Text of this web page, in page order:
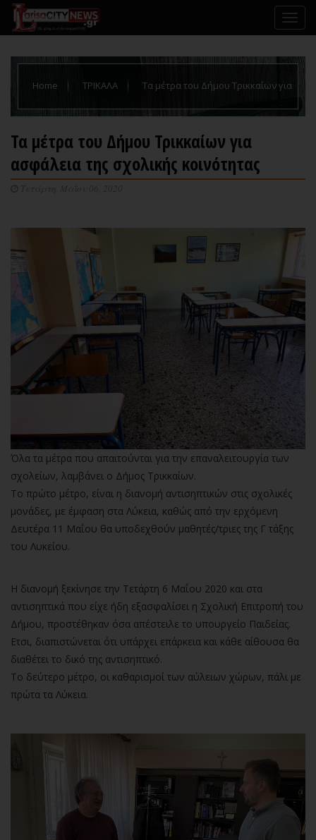
Home ΤΡΙΚΑΛΑ Τα μέτρα του Δήμου Τρικκαίων για
Τα μέτρα του Δήμου Τρικκαίων για
ασφάλεια της σχολικής κοινότητας
Όλα τα μέτρα που απαιτούνται για την επαναλειτουργία των
σχολείων, λαμβάνει ο Δήμος Τρικκαίων.
Το πρώτο μέτρο, είναι η διανομή αντισηπτικών στις σχολικές
μονάδες, με έμφαση στα Λύκεια, καθώς από την ερχόμενη
Δευτέρα 11 Μαΐου θα υποδεχθούν μαθητές/τριες της Γ τάξης
του Λυκείου.
Η διανομή ξεκίνησε την Τετάρτη 6 Μαΐου 2020 και στα
αντισηπτικά που είχε ήδη εξασφαλίσει η Σχολική Επιτροπή του
Δήμου, προστέθηκαν όσα απέστειλε το υπουργείο Παιδείας.
Ετσι, διαπιστώνεται ότι υπάρχει επάρκεια και κάθε αίθουσα θα
διαθέτει το δικό της αντισηπτικό.
Το δεύτερο μέτρο, οι καθαρισμοί των αύλειων χώρων, πάλι με
πρώτα τα Λύκεια.